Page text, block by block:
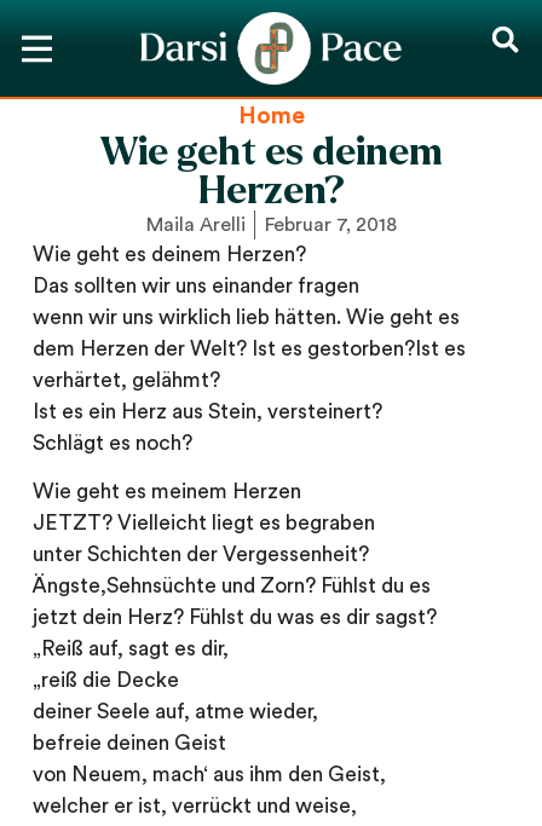
Home
Wie geht es deinem
Herzen?
Maila Arelli Februar 7, 2018
Wie geht es deinem Herzen?
Das sollten wir uns einander fragen
wenn wir uns wirklich lieb hätten. Wie geht es
dem Herzen der Welt? Ist es gestorben?Ist es
verhärtet, gelähmt?
Ist es ein Herz aus Stein, versteinert?
Schlägt es noch?
Wie geht es meinem Herzen
JETZT? Vielleicht liegt es begraben
unter Schichten der Vergessenheit?
Ängste,Sehnsüchte und Zorn? Fühlst du es
jetzt dein Herz? Fühlst du was es dir sagst?
„Reiß auf, sagt es dir,
„reiß die Decke
deiner Seele auf, atme wieder,
befreie deinen Geist
von Neuem, mach‘ aus ihm den Geist,
welcher er ist, verrückt und weise,